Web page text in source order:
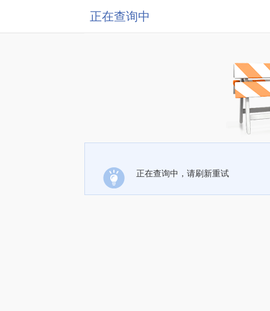
正在查询中
正在查询中，请刷新重试